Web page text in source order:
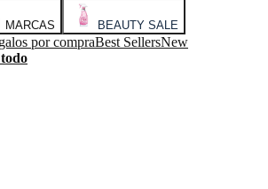
MARCAS BEAUTY SALE
por compraBest SellersNew